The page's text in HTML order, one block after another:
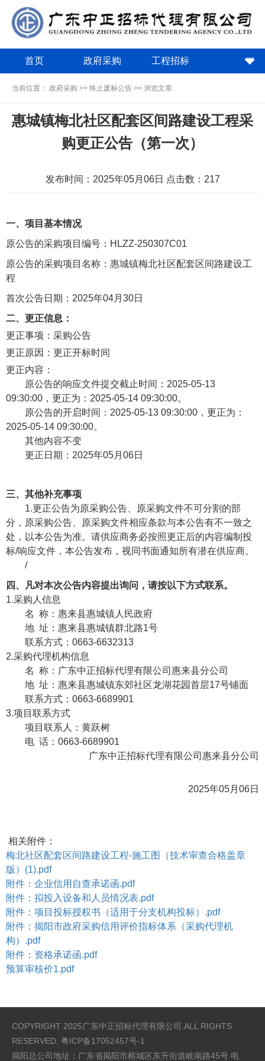
首页 政府采购 工程招标
政策法规 关于中正 下载中心
当前位置： 政府采购 >> 终止废标公告 >> 浏览文章
惠城镇梅北社区配套区间路建设工程采
购更正公告（第一次）
发布时间：2025年05月06日 点击数： 217
一、项目基本情况
原公告的采购项目编号：HLZZ-250307C01
原公告的采购项目名称：惠城镇梅北社区配套区间路建设工
程
首次公告日期：2025年04月30日
二、更正信息：
更正事项：采购公告
更正原因： 更正开标时间
更正内容：
原公告的响应文件提交截止时间：2025-05-13
09:30:00，更正为：2025-05-14 09:30:00。
原公告的开启时间：2025-05-13 09:30:00，更正为：
2025-05-14 09:30:00。
其他内容不变
更正日期： 2025年05月06日
三、其他补充事项
1.更正公告为原采购公告、原采购文件不可分割的部
分，原采购公告、原采购文件相应条款与本公告有不一致之
处，以本公告为准。请供应商务必按照更正后的内容编制投
标/响应文件，本公告发布，视同书面通知所有潜在供应商。
/
四、凡对本次公告内容提出询问，请按以下方式联系。
1.采购人信息
名 称： 惠来县惠城镇人民政府
地 址： 惠来县惠城镇群北路1号
联系方式： 0663-6632313
2.采购代理机构信息
名 称： 广东中正招标代理有限公司惠来县分公司
地 址： 惠来县惠城镇东郊社区龙湖花园首层17号铺面
联系方式： 0663-6689901
3.项目联系方式
项目联系人： 黄跃树
电 话： 0663-6689901
广东中正招标代理有限公司惠来县分公司
2025年05月06日
相关附件：
梅北社区配套区间路建设工程-施工图（技术审查合格盖章
版）(1).pdf
附件：企业信用自查承诺函.pdf
附件：拟投入设备和人员情况表.pdf
附件：项目投标授权书（适用于分支机构投标）.pdf
附件：揭阳市政府采购信用评价指标体系（采购代理机
构）.pdf
附件：资格承诺函.pdf
预算审核价1.pdf
COPYRIGHT 2025广东中正招标代理有限公司.ALL RIGHTS
RESERVED. 粤ICP备17052457号-1
揭阳总公司地址：广东省揭阳市榕城区东升街道岐南路45号 电